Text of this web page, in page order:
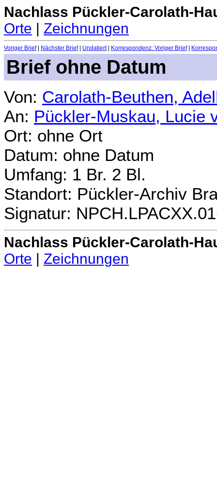
Nachlass Pückler-Carolath-
Orte | Zeichnungen
Voriger Brief| Nächster Brief| Undatiert| Korrespondenz: Voriger Brief|
Brief ohne Datum
Von: Carolath-Beuthen,
An: Pückler-Muskau, Lucie
Ort: ohne Ort
Datum: ohne Datum
Umfang: 1 Br. 2 Bl.
Standort: Pückler-Archiv
Signatur:
Nachlass Pückler-Carolath-
Orte
Zeichnungen